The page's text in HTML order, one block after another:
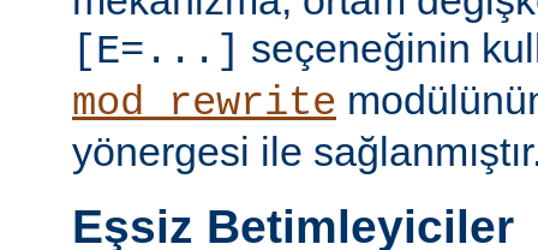
[E=...] seçeneğinin
mod_rewrite
yönergesi ile
Eşsiz Betimleyiciler